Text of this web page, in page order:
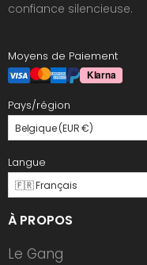
confiance silencieuse.
Moyens de Paiement
Pays/région
Belgique (EUR €)
Langue
🇫🇷 Français
À PROPOS
Le Gang